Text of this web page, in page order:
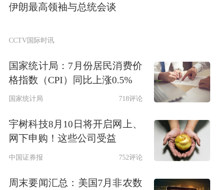
伊朗最高领袖与总统会谈
CCTV国际时讯
国家统计局：7月份居民消费价
格指数（CPI）同比上涨0.5%
国家统计局 718评论
宇树科技8月10日将开启网上、
网下申购！这些公司受益
中国证券报 752评论
周末要闻汇总：美国7月非农数